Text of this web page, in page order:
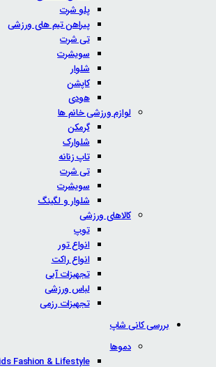
پلو شرت
پیراهن تیم های ورزشی
تی شرت
سویشرت
شلوار
کاپشن
هودی
لوازم ورزشی خانم ها
گرمکن
شلوارک
تاپ زنانه
تی شرت
سویشرت
شلوار و لگینگ
کالاهای ورزشی
توپ
انواع تور
انواع راکت
تجهیزات آبی
لباس ورزشی
تجهیزات رزمی
بررسی کانی شاپ
دموها
Fashion & Lifestyle